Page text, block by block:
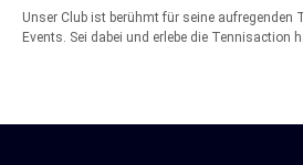
Unser Club ist berühmt für seine aufregenden
Events. Sei dabei und erlebe die Tennisaction